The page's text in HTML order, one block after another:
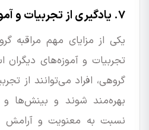
۷. یادگیری از تجربیات و آموزه‌های دیگران
یکی از مزایای مهم مراقبه
تجربیات و آموزه‌های
گروهی، افراد می‌توانند از
بهره‌مند شوند و بینش‌ها و
نسبت به معنویت و آرامش